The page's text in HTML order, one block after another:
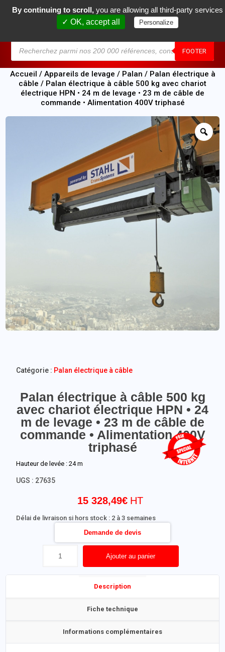
FOOTER
0
Accueil / Appareils de levage / Palan / Palan électrique à
câble / Palan électrique à câble 500 kg avec chariot
électrique HPN • 24 m de levage • 23 m de câble de
commande • Alimentation 400V triphasé
Palan électrique à câble 500 kg
avec chariot électrique HPN • 24
m de levage • 23 m de câble de
commande • Alimentation 400V
triphasé
15 328,49€
Délai de livraison si hors stock : 2 à 3 semaines
Hauteur de levée : 24 m
Ajouter au panier
Demande de devis
UGS : 27635
Catégorie : Palan électrique à câble
Description
Fiche technique
Informations complémentaires
By continuing to scroll, you are allowing all third-party services
✓ OK, accept all
Personalize